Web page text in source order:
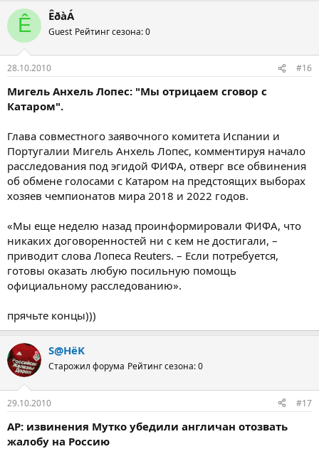
Ê ÊðàÁ
Guest Рейтинг сезона: 0
28.10.2010 #16
Мигель Анхель Лопес: "Мы отрицаем сговор с
Катаром".
Глава совместного заявочного комитета Испании и
Португалии Мигель Анхель Лопес, комментируя начало
расследования под эгидой ФИФА, отверг все обвинения
об обмене голосами с Катаром на предстоящих выборах
хозяев чемпионатов мира 2018 и 2022 годов.
«Мы еще неделю назад проинформировали ФИФА, что
никаких договоренностей ни с кем не достигали, –
приводит слова Лопеса Reuters. – Если потребуется,
готовы оказать любую посильную помощь
официальному расследованию».
прячьте концы)))
S@HёK
Старожил форума Рейтинг сезона: 0
29.10.2010 #17
AP: извинения Мутко убедили англичан отозвать
жалобу на Россию